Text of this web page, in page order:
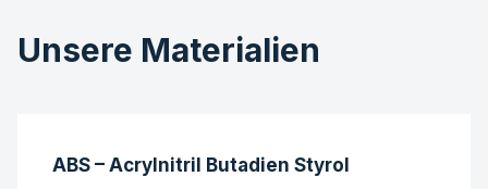
Unsere Materialien
ABS – Acrylnitril Butadien Styrol